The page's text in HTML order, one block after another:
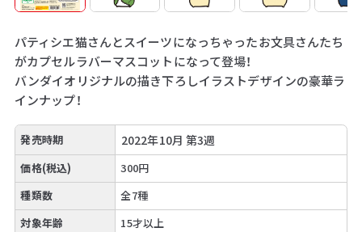
パティシエ猫さんとスイーツになっちゃったお文具さんたち
がカプセルラバーマスコットになって登場！
バンダイオリジナルの描き下ろしイラストデザインの豪華ラ
インナップ！
発売時期 2022年10月 第3週
価格(税込)
300円
種類数
全7種
対象年齢
15才以上